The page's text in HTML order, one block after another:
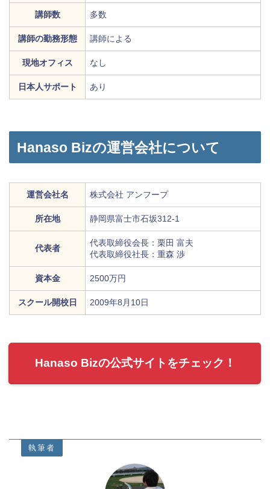
講師数 多数
講師の勤務形態 講師による
現地オフィス なし
日本人サポート あり
Hanaso Bizの運営会社について
運営会社名 株式会社 アンフープ
所在地 静岡県富士市石坂312-1
代表者
代表取締役会長：栗田 富夫
代表取締役社長：重森 渉
資本金 2500万円
スクール開校日 2009年8月10日
Hanaso Bizの公式サイトをチェック！
執筆者